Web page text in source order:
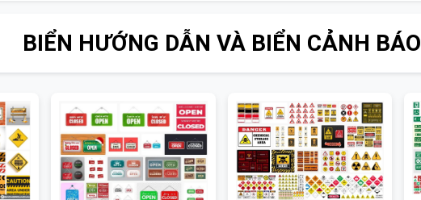
BIỂN HƯỚNG DẪN VÀ BIỂN CẢNH BÁO